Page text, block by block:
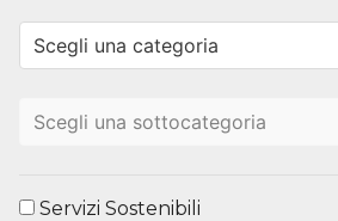
Servizi Sostenibili